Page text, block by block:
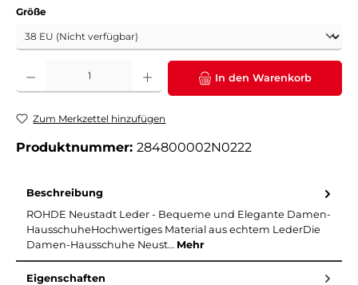
Größeauswählen
Produkt Anzahl: Gib den gewünschten Wert ein oder benutze die Schaltflächen um
In den Warenkorb
Zum Merkzettel hinzufügen
Produktnummer: 284800002N0222
Beschreibung
ROHDE Neustadt Leder - Bequeme und Elegante Damen-
HausschuheHochwertiges Material aus echtem LederDie
Damen-Hausschuhe Neust… Mehr
Eigenschaften